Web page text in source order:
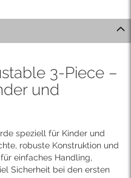
3-Piece –
und
speziell für Kinder und
robuste Konstruktion und
einfaches Handling,
Sicherheit bei den ersten